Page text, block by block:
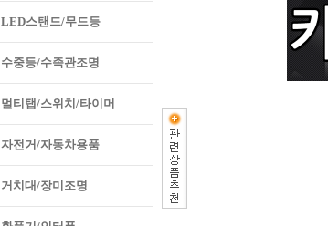
LED스탠드/무드등
수중등/수족관조명
멀티탭/스위치/타이머
자전거/자동차용품
거치대/장미조명